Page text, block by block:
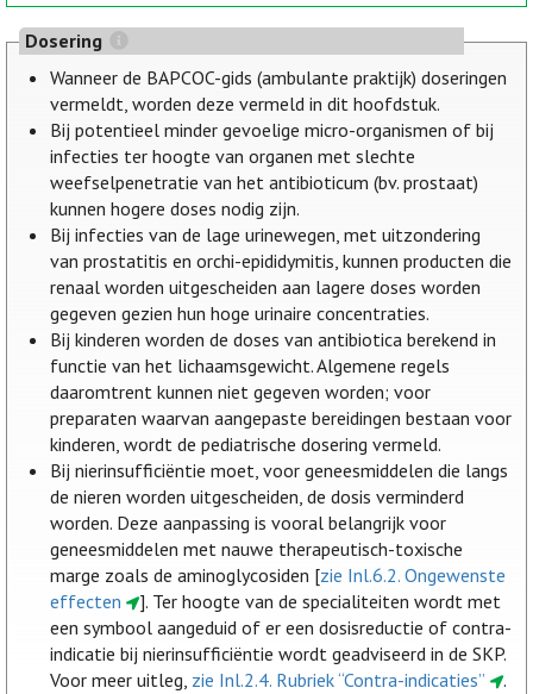
Dosering
Wanneer de BAPCOC-gids (ambulante praktijk) doseringen
vermeldt, worden deze vermeld in dit hoofdstuk.
Bij potentieel minder gevoelige micro-organismen of bij
infecties ter hoogte van organen met slechte
weefselpenetratie van het antibioticum (bv. prostaat)
kunnen hogere doses nodig zijn.
Bij infecties van de lage urinewegen, met uitzondering
van prostatitis en orchi-epididymitis, kunnen producten die
renaal worden uitgescheiden aan lagere doses worden
gegeven gezien hun hoge urinaire concentraties.
Bij kinderen worden de doses van antibiotica berekend in
functie van het lichaamsgewicht. Algemene regels
daaromtrent kunnen niet gegeven worden; voor
preparaten waarvan aangepaste bereidingen bestaan voor
kinderen, wordt de pediatrische dosering vermeld.
Bij nierinsufficiëntie moet, voor geneesmiddelen die langs
de nieren worden uitgescheiden, de dosis verminderd
worden. Deze aanpassing is vooral belangrijk voor
geneesmiddelen met nauwe therapeutisch-toxische
marge zoals de aminoglycosiden [zie Inl.6.2. Ongewenste
effecten
]. Ter hoogte van de specialiteiten wordt met
een symbool aangeduid of er een dosisreductie of contra-
indicatie bij nierinsufficiëntie wordt geadviseerd in de SKP.
Voor meer uitleg, zie Inl.2.4. Rubriek “Contra-indicaties”
.